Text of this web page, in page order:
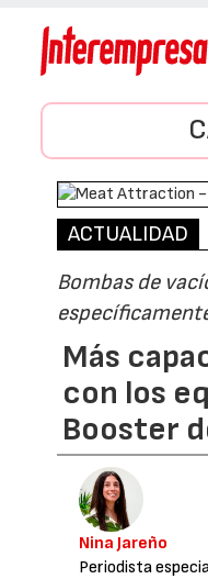
ACTUALIDAD
Bombas de
Más
con los
Booster
Nina Jareño
Periodista